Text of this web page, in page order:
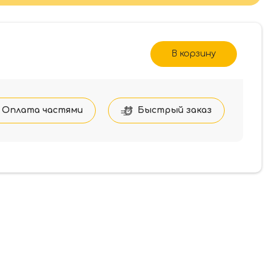
В корзину
Оплата частями Быстрый заказ